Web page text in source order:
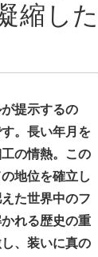
縮した
提示するの
。長い年月を
の情熱。この
地位を確立し
た世界中のフ
れる歴史の重
、装いに真の